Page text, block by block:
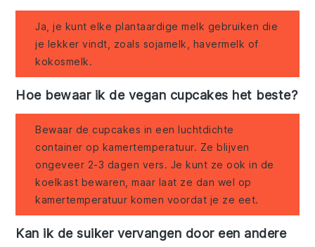
Ja, je kunt elke plantaardige melk gebruiken die
je lekker vindt, zoals sojamelk, havermelk of
kokosmelk.
Hoe bewaar ik de vegan cupcakes het beste?
Bewaar de cupcakes in een luchtdichte
container op kamertemperatuur. Ze blijven
ongeveer 2-3 dagen vers. Je kunt ze ook in de
koelkast bewaren, maar laat ze dan wel op
kamertemperatuur komen voordat je ze eet.
Kan ik de suiker vervangen door een andere